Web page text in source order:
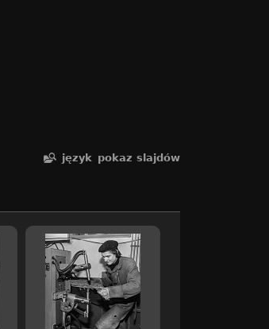
język pokaz slajdów